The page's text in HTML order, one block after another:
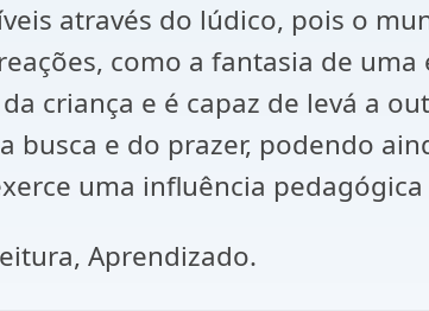
através do lúdico, pois o
como a fantasia de
criança e é capaz de levá a
busca e do prazer, podendo
uma influência
Aprendizado.